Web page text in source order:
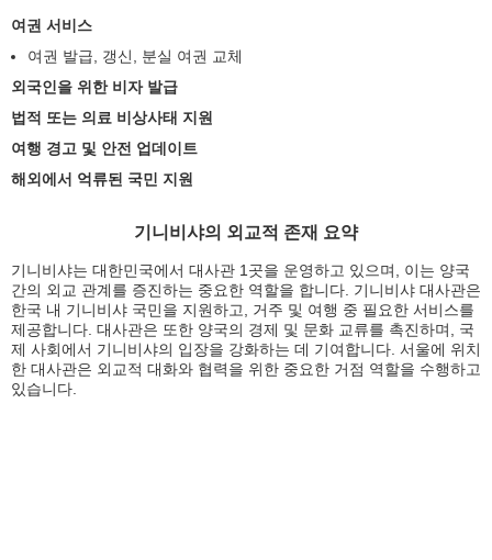
여권 서비스
여권 발급, 갱신, 분실 여권 교체
외국인을 위한 비자 발급
법적 또는 의료 비상사태 지원
여행 경고 및 안전 업데이트
해외에서 억류된 국민 지원
기니비샤의 외교적 존재 요약
기니비샤는 대한민국에서 대사관 1곳을 운영하고 있으며, 이는 양국
간의 외교 관계를 증진하는 중요한 역할을 합니다. 기니비샤 대사관은
한국 내 기니비샤 국민을 지원하고, 거주 및 여행 중 필요한 서비스를
제공합니다. 대사관은 또한 양국의 경제 및 문화 교류를 촉진하며, 국
제 사회에서 기니비샤의 입장을 강화하는 데 기여합니다. 서울에 위치
한 대사관은 외교적 대화와 협력을 위한 중요한 거점 역할을 수행하고
있습니다.